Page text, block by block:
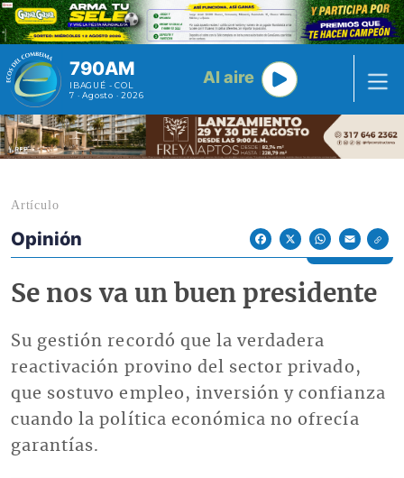
Pasar al contenido principal
790AM
IBAGUÉ - COL
7 · Agosto · 2026
Al aire
Artículo
Econoticias y Eventos
Opinión
FacebookX WhatsAppEmail
Se nos va un buen presidente
Su gestión recordó que la verdadera
reactivación provino del sector privado,
que sostuvo empleo, inversión y confianza
cuando la política económica no ofrecía
garantías.